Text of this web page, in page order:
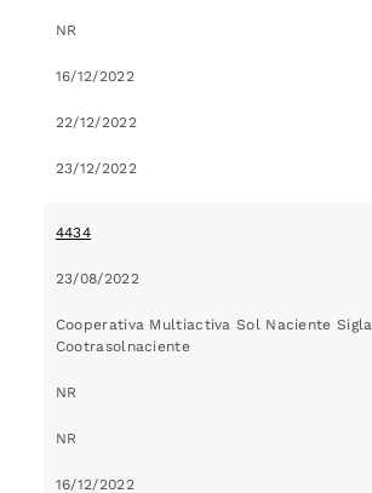
NR
16/12/2022
22/12/2022
23/12/2022
4434
23/08/2022
Cooperativa Multiactiva Sol Naciente Sigla
Cootrasolnaciente
NR
NR
16/12/2022